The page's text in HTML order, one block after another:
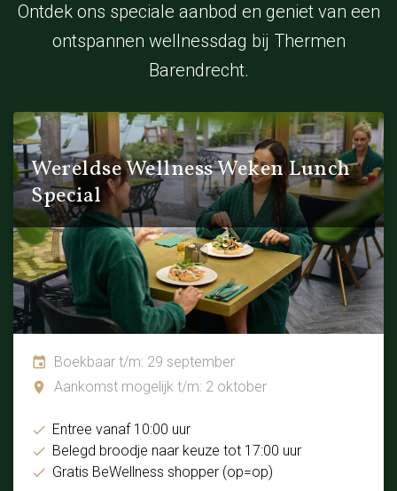
Ontdek ons speciale aanbod en geniet van een
ontspannen wellnessdag bij Thermen
Barendrecht.
Wereldse Wellness Weken Lunch
Special
Boekbaar t/m: 29 september
Aankomst mogelijk t/m: 2 oktober
Entree vanaf 10:00 uur
Belegd broodje naar keuze tot 17:00 uur
Gratis BeWellness shopper (op=op)